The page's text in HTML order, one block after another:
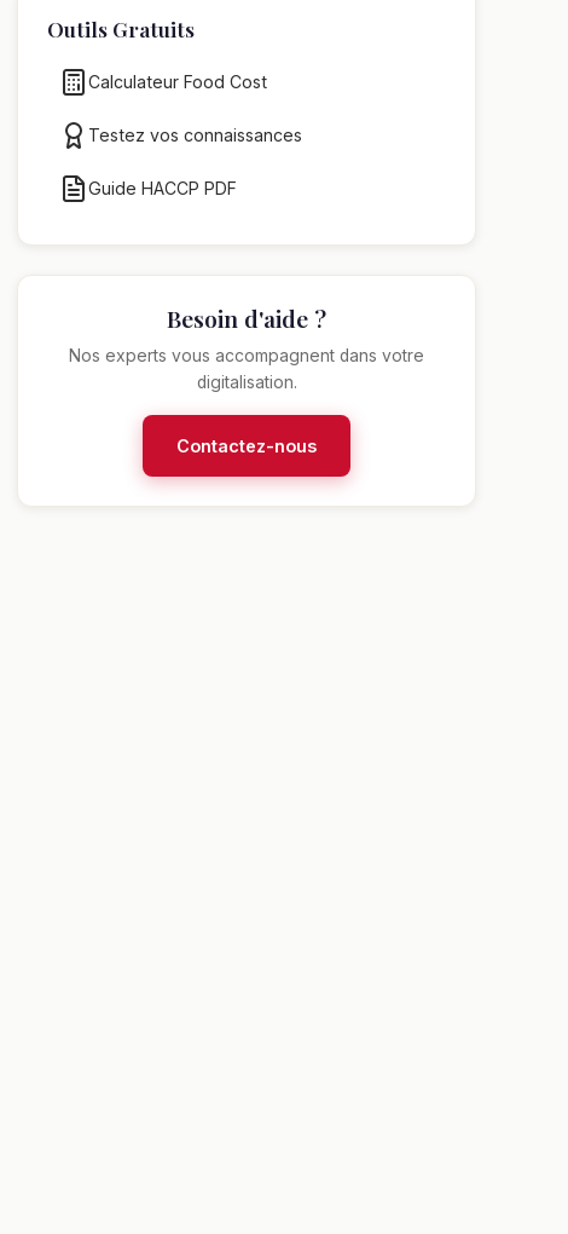
Outils Gratuits
Calculateur Food Cost
Testez vos connaissances
Guide HACCP PDF
Besoin d'aide ?
Nos experts vous accompagnent dans votre
digitalisation.
Contactez-nous